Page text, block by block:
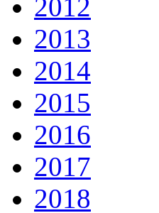
2012
2013
2014
2015
2016
2017
2018